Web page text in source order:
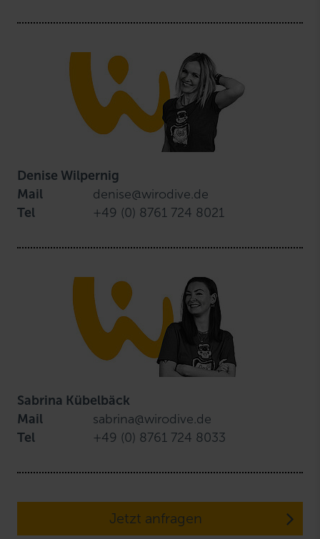
Denise Wilpernig
Mail
denise@wirodive.de
Tel
+49 (0) 8761 724 8021
Sabrina Kübelbäck
Mail
sabrina@wirodive.de
Tel
+49 (0) 8761 724 8033
Jetzt anfragen